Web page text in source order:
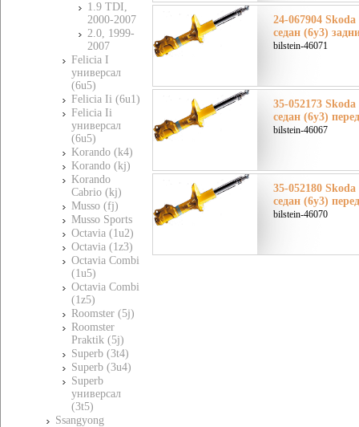
1.9 TDI,
2000-2007
2.0, 1999-
2007
Felicia I
универсал
(6u5)
Felicia Ii (6u1)
Felicia Ii
универсал
(6u5)
Korando (k4)
Korando (kj)
Korando
Cabrio (kj)
Musso (fj)
Musso Sports
Octavia (1u2)
Octavia (1z3)
Octavia Combi
(1u5)
Octavia Combi
(1z5)
Roomster (5j)
Roomster
Praktik (5j)
Superb (3t4)
Superb (3u4)
Superb
универсал
(3t5)
Ssangyong
24-067904
седан (6y3)
bilstein-46071
35-052173
седан (6y3)
bilstein-46067
35-052180
седан (6y3)
bilstein-46070